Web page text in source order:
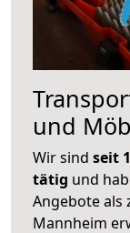
und
Wir sind seit
tätig und
Angebote als
Mannheim